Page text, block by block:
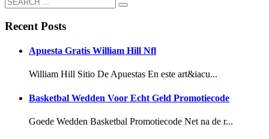
Recent Posts
Apuesta Gratis William Hill Nfl
William Hill Sitio De Apuestas En este art&iacu...
Basketbal Wedden Voor Echt Geld Promotiecode
Goede Wedden Basketbal Promotiecode Net na de r...